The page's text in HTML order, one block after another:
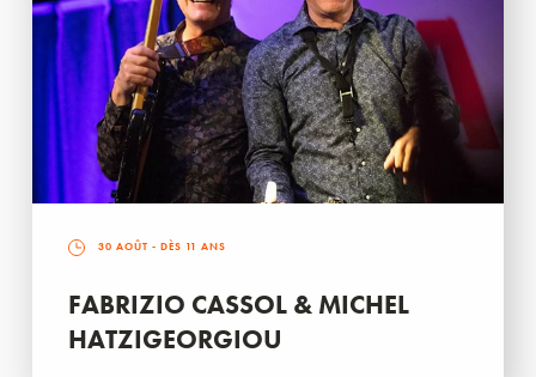
30 AOÛT - DÈS 11 ANS
FABRIZIO CASSOL & MICHEL
HATZIGEORGIOU